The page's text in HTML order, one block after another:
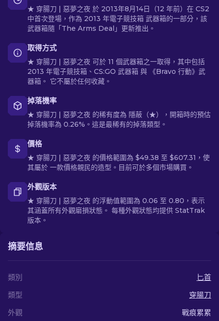
★ 穿腸刀 | 惡夢之夜 於 2013年8月14日（12 年前）在 CS2
中首次登場，作為 2013 年電子競技箱 武器箱的一部分，該
武器箱隨「The Arms Deal」更新推出。
取得方式
★ 穿腸刀 | 惡夢之夜 可於 11 個武器箱之一取得，其中包括
2013 年電子競技箱、CS:GO 武器箱 與 《Bravo 行動》武
器箱。 它不屬於任何收藏。
掉落機率
★ 穿腸刀 | 惡夢之夜 的稀有度為 隱蔽（★），開箱時的預估
掉落機率為 0.26%。這是最稀有的掉落類型。
價格
★ 穿腸刀 | 惡夢之夜 的價格範圍為 $49.38 至 $607.31，使
其屬於 一款價格親民的造型。目前可於多個市場購買。
外觀版本
★ 穿腸刀 | 惡夢之夜 的浮動值範圍為 0.06 至 0.80，表示
其涵蓋所有外觀磨損狀態。 每種外觀狀態均提供 StatTrak
版本。
摘要信息
類別
匕首
類型
穿腸刀
外觀
戰痕累累